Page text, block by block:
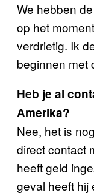
We hebben
op het
verdrietig. Ik
beginnen met
Heb je al
Amerika?
Nee, het is
direct contact
heeft geld
geval heeft hij